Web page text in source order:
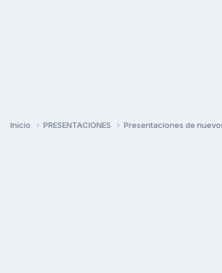
Inicio PRESENTACIONES Presentaciones de